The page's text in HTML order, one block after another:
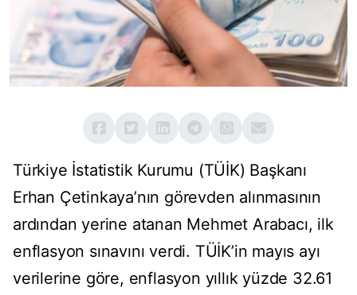
Türkiye İstatistik Kurumu (TÜİK) Başkanı
Erhan Çetinkaya’nın görevden alınmasının
ardından yerine atanan Mehmet Arabacı, ilk
enflasyon sınavını verdi. TÜİK’in mayıs ayı
verilerine göre, enflasyon yıllık yüzde 32.61